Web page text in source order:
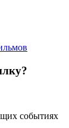
событиях